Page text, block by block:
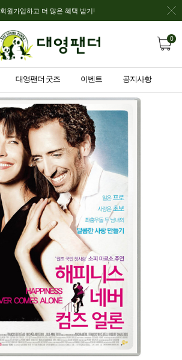
회원가입하고 더 많은 혜택 받기!
0
대영팬더 굿즈 이벤트 공지사항